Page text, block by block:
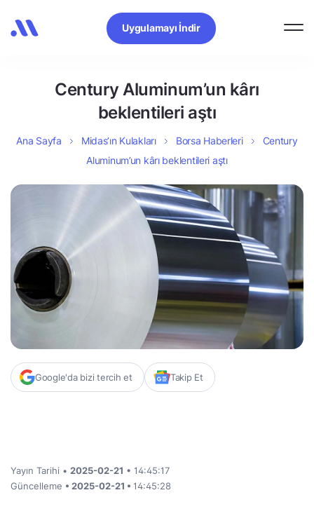
Uygulamayı İndir
Century Aluminum’un kârı
beklentileri aştı
Ana Sayfa Midas’ın Kulakları Borsa Haberleri
Century
Aluminum’un kârı beklentileri aştı
Google'da bizi tercih et Takip Et
Yayın Tarihi • 2025-02-21 • 14:45:17
Güncelleme • 2025-02-21 • 14:45:28